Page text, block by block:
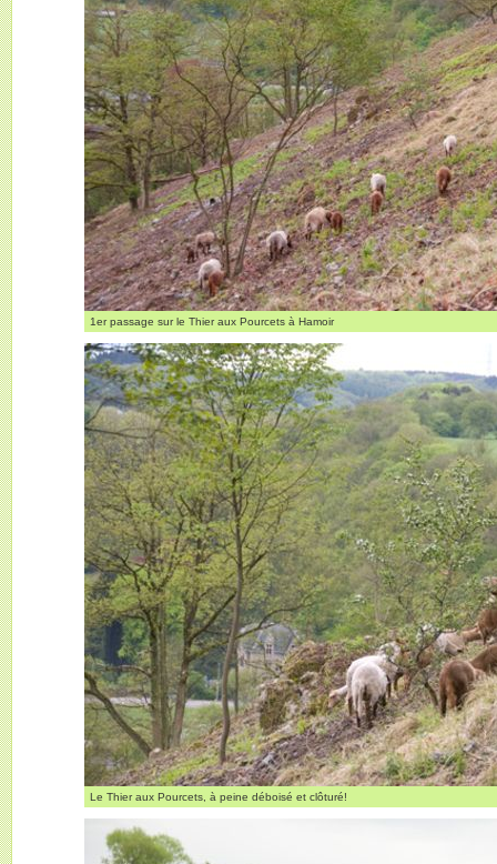
1er passage sur le Thier aux Pourcets à Hamoir
Le Thier aux Pourcets, à peine déboisé et clôturé!